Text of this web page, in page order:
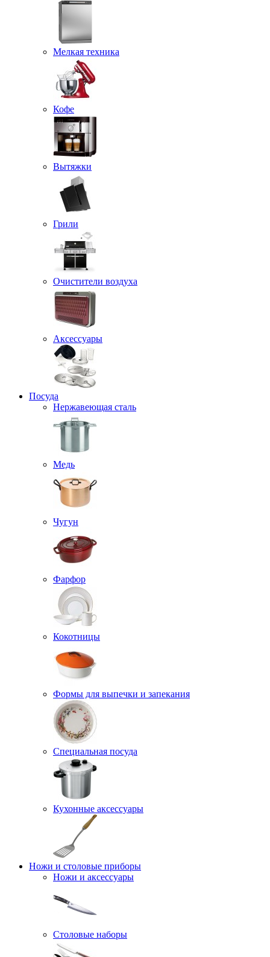
Мелкая техника
Кофе
Вытяжки
Грили
Очистители воздуха
Аксессуары
Посуда
Нержавеющая сталь
Медь
Чугун
Фарфор
Кокотницы
Формы для выпечки и запекания
Специальная посуда
Кухонные аксессуары
Ножи и столовые приборы
Ножи и аксессуары
Столовые наборы